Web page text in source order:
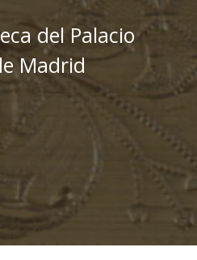
del Palacio
Madrid